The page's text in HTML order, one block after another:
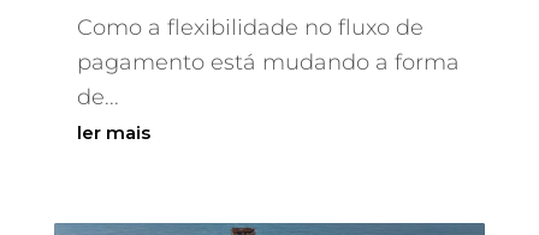
Como a flexibilidade no fluxo de
pagamento está mudando a forma
de...
ler mais